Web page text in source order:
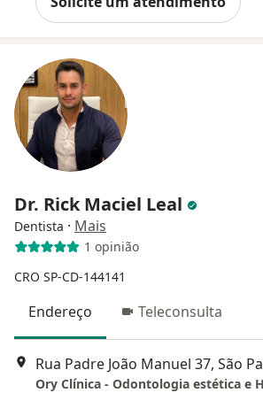
Dr. Rick Maciel Leal
Dentista · Mais
1 opinião
CRO SP-CD-144141
Endereço Teleconsulta
Rua Padre João Manuel 37, São
Ory Clínica - Odontologia estética e